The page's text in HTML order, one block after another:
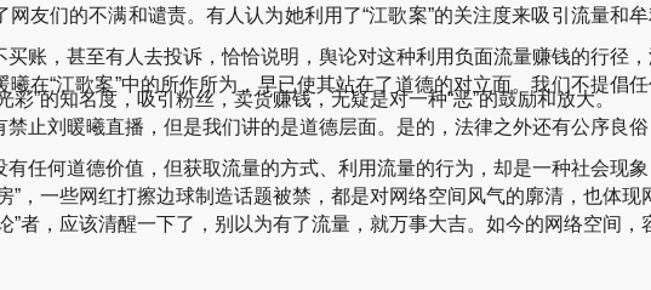
们的不满和谴责。有人认为她利用了“江歌案”的关注度来吸引流量和
，甚至有人去投诉，恰恰说明，舆论对这种利用负面流量赚钱的行径，
“江歌案”中的所作所为，早已使其站在了道德的对立面。我们不提倡
彩”的知名度，吸引粉丝，卖货赚钱，无疑是对一种“恶”的鼓励和放大。
刘暖曦直播，但是我们讲的是道德层面。是的，法律之外还有公序良俗
何道德价值，但获取流量的方式、利用流量的行为，却是一种社会现象
一些网红打擦边球制造话题被禁，都是对网络空间风气的廓清，也体现
，应该清醒一下了，别以为有了流量，就万事大吉。如今的网络空间，容